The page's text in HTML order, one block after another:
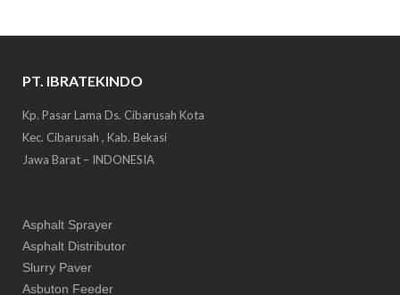
PT. IBRATEKINDO
Kp. Pasar Lama Ds. Cibarusah Kota
Kec. Cibarusah , Kab. Bekasi
Jawa Barat – INDONESIA
Asphalt Sprayer
Asphalt Distributor
Slurry Paver
Asbuton Feeder